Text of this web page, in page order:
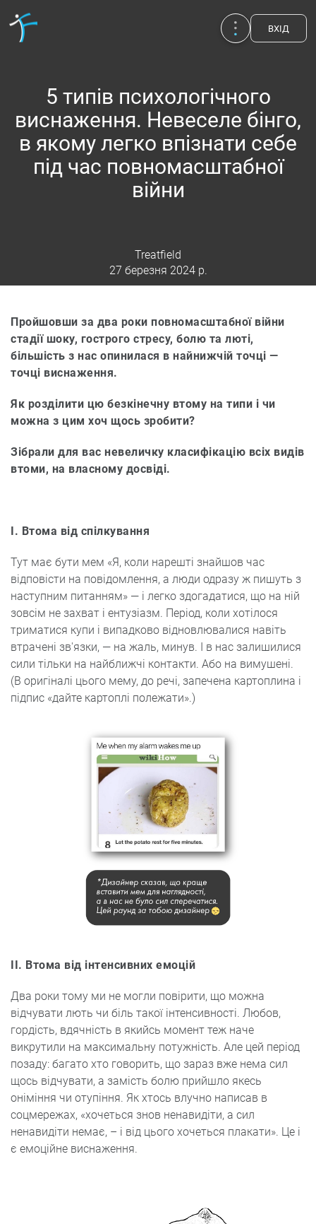
Публікації
UAEN RU
ВХIД
5 типів психологічного
виснаження. Невеселе бінго,
в якому легко впізнати себе
під час повномасштабної
війни
Treatfield
27 березня 2024 р.
Пройшовши за два роки повномасштабної війни
стадії шоку, гострого стресу, болю та люті,
більшість з нас опинилася в найнижчій точці —
точці виснаження.
Як розділити цю безкінечну втому на типи і чи
можна з цим хоч щось зробити?
Зібрали для вас невеличку класифікацію всіх видів
втоми, на власному досвіді.
I. Втома від спілкування
Тут має бути мем «Я, коли нарешті знайшов час
відповісти на повідомлення, а люди одразу ж пишуть з
наступним питанням» — і легко здогадатися, що на ній
зовсім не захват і ентузіазм. Період, коли хотілося
триматися купи і випадково відновлювалися навіть
втрачені зв'язки, — на жаль, минув. І в нас залишилися
сили тільки на найближчі контакти. Або на вимушені.
(В оригіналі цього мему, до речі, запечена картоплина і
підпис «дайте картоплі полежати».)
II. Втома від інтенсивних емоцій
Два роки тому ми не могли повірити, що можна
відчувати лють чи біль такої інтенсивності. Любов,
гордість, вдячність в якийсь момент теж наче
викрутили на максимальну потужність. Але цей період
позаду: багато хто говорить, що зараз вже нема сил
щось відчувати, а замість болю прийшло якесь
оніміння чи отупіння. Як хтось влучно написав в
соцмережах, «хочеться знов ненавидіти, а сил
ненавидіти немає, – і від цього хочеться плакати». Це і
є емоційне виснаження.